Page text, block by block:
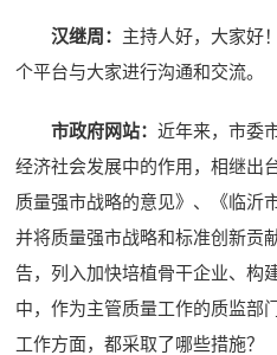
汉继周： 主持人好，大家好
个平台与大家进行沟通和交流。
市政府网站：近年来，市委
经济社会发展中的作用，相继出
质量强市战略的意见》、《临沂
并将质量强市战略和标准创新贡
告，列入加快培植骨干企业、构
中，作为主管质量工作的质监部
工作方面，都采取了哪些措施？